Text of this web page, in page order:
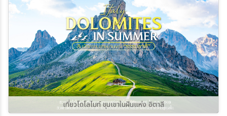
เที่ยวโดโลไมท์ ขุนเขาในฝันแห่ง อิตาลี